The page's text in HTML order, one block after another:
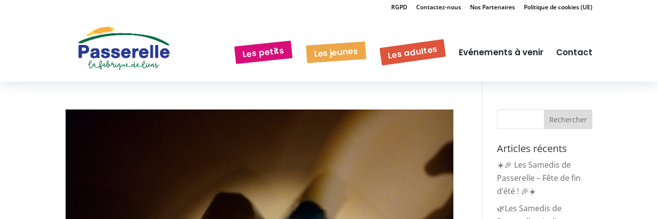
RGPD Contactez-nous Nos Partenaires Politique de cookies (UE)
Les petits Les jeunes Les adultes Evénements à venir Contact
Articles récents
☀️🎉 Les Samedis de
Passerelle – Fête de fin
d’été ! 🎉☀️
🌿Les Samedis de